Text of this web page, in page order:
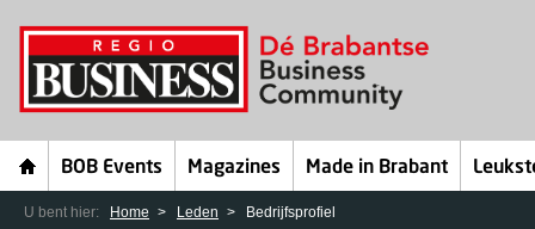
BOB Events Magazines Made in Brabant
U bent hier: Home Leden Bedrijfsprofiel